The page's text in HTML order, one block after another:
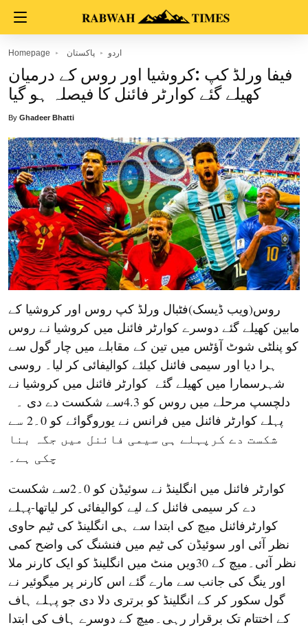
Homepage اردو پاکستان
فیفا ورلڈ کپ :کروشیا اور روس کے درمیان
کھیلے گئے کوارٹر فائنل کا فیصلہ ہو گیا
By Ghadeer Bhatti
روس(ویب ڈیسک)فٹبال ورلڈ کپ روس اور کروشیا کے
مابین کھیلے گئے دوسرے کوارٹر فائنل میں کروشیا نے روس
کو پنلٹی شوٹ آؤٹس میں تین کے مقابلے میں چار گول سے
ہرا دیا اور سیمی فائنل کیلئے کوالیفائی کر لیا۔ روسی
شہرسمارا میں کھیلے گئے کوارٹر فائنل میں کروشیا نے
دلچسپ مرحلے میں روس کو 4.3سے شکست دے دی ۔
پہلے کوارٹر فائنل میں فرانس نے یوروگوائے کو 0۔2 سے
شکست دے کرپہلے ہی سیمی فائنل میں جگہ بنا
چکی ہے۔
کوارٹر فائنل میں انگلینڈ نے سوئیڈن کو 0۔2سے شکست
دے کر سیمی فائنل کے لیے کوالیفائی کر لیاتھا-پہلے
کوارٹرفائنل میچ کی ابتدا سے ہی انگلینڈ کی ٹیم حاوی
نظر آئی اور سوئیڈن کی ٹیم میں فنشنگ کی واضح کمی
نظر آئی۔میچ کے 30ویں منٹ میں انگلینڈ کو ایک کارنر ملا
اور ینگ کی جانب سے مارے گئے اس کارنر پر میگوئیر نے
گول سکور کر کے انگلینڈ کو برتری دلا دی جو پہلے ہاف
کے اختتام تک برقرار رہی۔میچ کے دوسرے ہاف کی ابتدا